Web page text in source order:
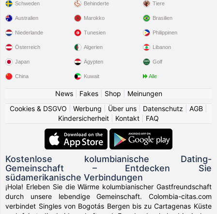
Schweden Behinderte Tiere
Australien
Niederlande
Österreich
Japan
China
Marokko
Tunesien
Algerien
Ägypten
Kuwait
Brasilien
Philippinen
Libanon
Golf
Alle
News| Fakes| Shop
Meinungen
Cookies & DSGVO
Werbung Über uns Datenschutz AGB
Kindersicherheit
Kontakt FAQ
Kostenlose kolumbianische Dating-
Gemeinschaft – Entdecken Sie
südamerikanische Verbindungen
¡Hola! Erleben Sie die Wärme kolumbianischer Gastfreundschaft
durch unsere lebendige Gemeinschaft. Colombia-citas.com
verbindet Singles von Bogotás Bergen bis zu Cartagenas Küste